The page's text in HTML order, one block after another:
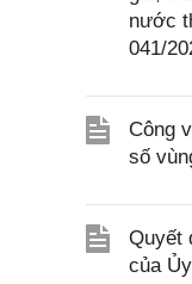
nước
041/
Công
số
Quyết
của